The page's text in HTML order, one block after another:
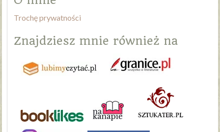
Trochę prywatności
Znajdziesz mnie również na